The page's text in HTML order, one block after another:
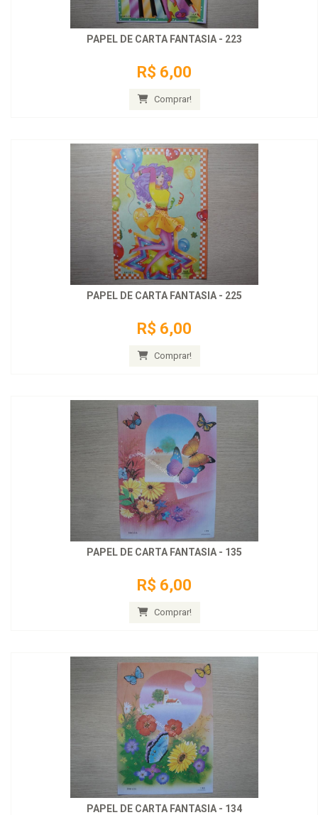
PAPEL DE CARTA FANTASIA - 223
R$ 6,00
Comprar!
PAPEL DE CARTA FANTASIA - 225
R$ 6,00
Comprar!
PAPEL DE CARTA FANTASIA - 135
R$ 6,00
Comprar!
PAPEL DE CARTA FANTASIA - 134